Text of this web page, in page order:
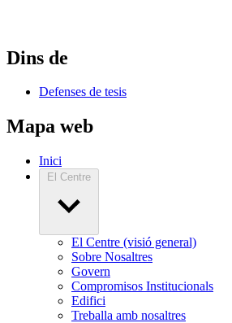
Dins de
Defenses de tesis
Mapa web
Inici
El Centre
El Centre (visió general)
Sobre Nosaltres
Govern
Compromisos Institucionals
Edifici
Treballa amb nosaltres